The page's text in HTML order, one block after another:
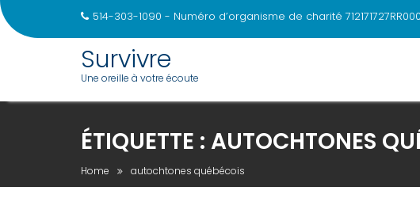
514-303-1090 - Numéro d’organisme de charité
Survivre
Une oreille à votre écoute
ÉTIQUETTE : AUTOCHTONES
Home autochtones québécois